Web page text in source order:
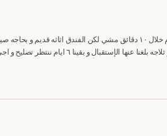
موقع فندق جيد تستطيع وصول الحرم خلال ١٠ دقائق مشي لكن
لكن ما ناس كان يجي ينظف الغرفة و ثلاجه